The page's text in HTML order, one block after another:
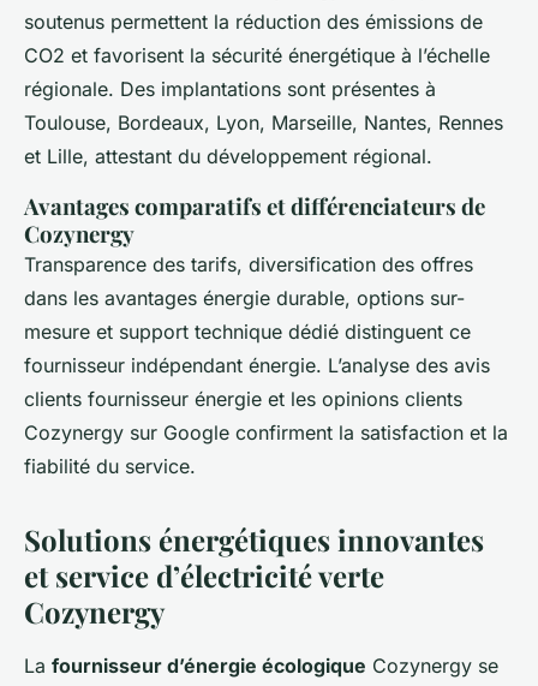
soutenus permettent la réduction des émissions de
CO2 et favorisent la sécurité énergétique à l’échelle
régionale. Des implantations sont présentes à
Toulouse, Bordeaux, Lyon, Marseille, Nantes, Rennes
et Lille, attestant du développement régional.
Avantages comparatifs et différenciateurs de
Cozynergy
Transparence des tarifs, diversification des offres
dans les avantages énergie durable, options sur-
mesure et support technique dédié distinguent ce
fournisseur indépendant énergie. L’analyse des avis
clients fournisseur énergie et les opinions clients
Cozynergy sur Google confirment la satisfaction et la
fiabilité du service.
Solutions énergétiques innovantes
et service d’électricité verte
Cozynergy
La fournisseur d’énergie écologique Cozynergy se